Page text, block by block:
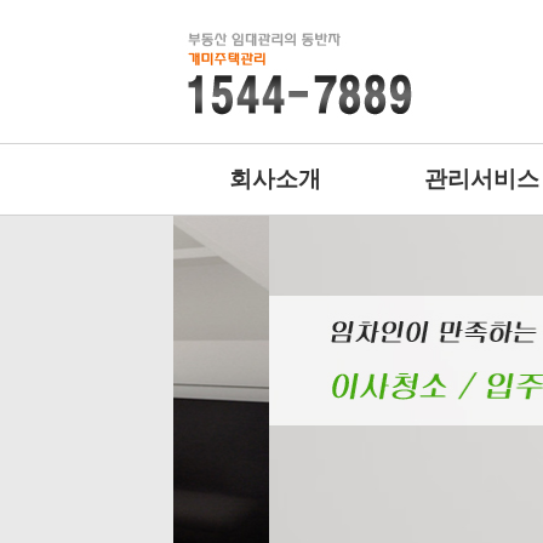
회사소개 관리서비스